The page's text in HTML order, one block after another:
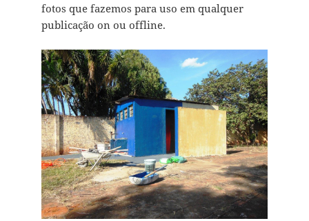
fotos que fazemos para uso em qualquer
publicação on ou offline.